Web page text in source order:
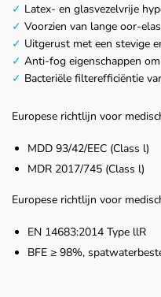
✓ Latex- en glasvezelvrije
✓ Voorzien van lange oor-
✓ Uitgerust met een stevige
✓ Anti-fog eigenschappen
✓ Bacteriële filterefficiëntie
Europese richtlijn voor
MDD 93/42/EEC (Class l)
MDR 2017/745 (Class l)
Europese richtlijn voor
EN 14683:2014 Type llR
BFE ≥ 98%,